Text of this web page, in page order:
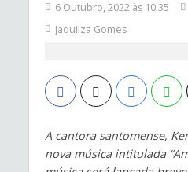
6 Outubro, 2022 às 10:35
Jaquilza Gomes
A cantora santomense,
nova música intitulada